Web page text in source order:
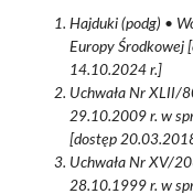
Hajduki (podg) •
Europy Środkowej
14.10.2024 r.]
Uchwała Nr XLII/
29.10.2009 r. w
[dostęp
Uchwała Nr XV/
28.10.1999 r. w